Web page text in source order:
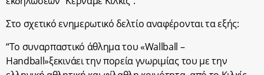
Στο σχετικό ενημερωτικό δελτίο αναφέρονται τα εξής:
“Το συναρπαστικό άθλημα του «Wallball –
Handball»ξεκινάει την πορεία γνωριμίας του με την